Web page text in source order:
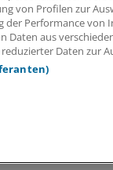
von Profilen zur
der Performance von
Daten aus
Daten zur